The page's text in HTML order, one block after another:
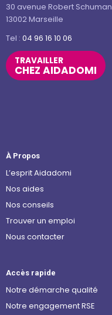
30 avenue Robert Schuman
13002 Marseille
Tel : 04 96 16 10 06
TRAVAILLER
CHEZ AIDADOMI
À Propos
L’esprit Aidadomi
Nos aides
Nos conseils
Trouver un emploi
Nous contacter
Accès rapide
Notre démarche qualité
Notre engagement RSE